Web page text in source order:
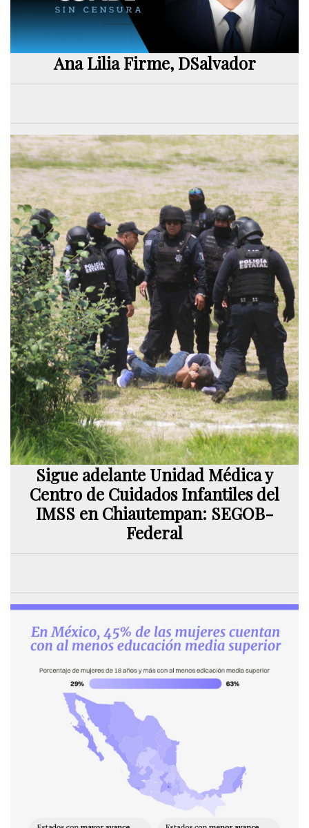
Ana Lilia Firme, DSalvador
Sigue adelante Unidad Médica y
Centro de Cuidados Infantiles del
IMSS en Chiautempan: SEGOB-
Federal